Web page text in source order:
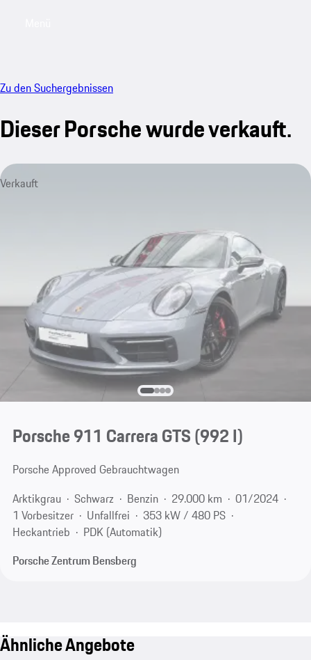
Zu den Suchergebnissen
Dieser Porsche wurde verkauft.
Verkauft
Porsche 911 Carrera GTS(992 I)
Porsche Approved Gebrauchtwagen
Arktikgrau
Schwarz Benzin 29.000 km
01/2024
1 Vorbesitzer
Unfallfrei
353 kW / 480 PS
Heckantrieb
PDK (Automatik)
Porsche Zentrum Bensberg
Ähnliche Angebote